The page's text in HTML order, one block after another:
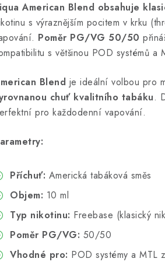
American Blend obsahuje
s výraznějším pocitem v krku
Poměr PG/VG 50/50
s většinou POD systémů a
Blend je ideální volbou pro
chuť kvalitního tabáku.
pro každodenní vapování.
Příchuť: Americká tabáková směs
Objem: 10 ml
Typ nikotinu: Freebase (klasický
Poměr PG/VG: 50/50
Vhodné pro: POD systémy a MTL